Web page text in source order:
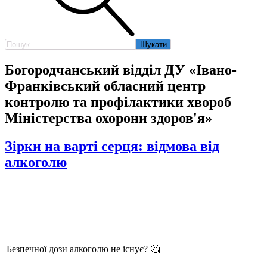
Пошук:
Богородчанський відділ ДУ «Івано-
Франківський обласний центр
контролю та профілактики хвороб
Міністерства охорони здоров'я»
Зірки на варті серця: відмова від
алкоголю
Безпечної дози алкоголю не існує? 🤔